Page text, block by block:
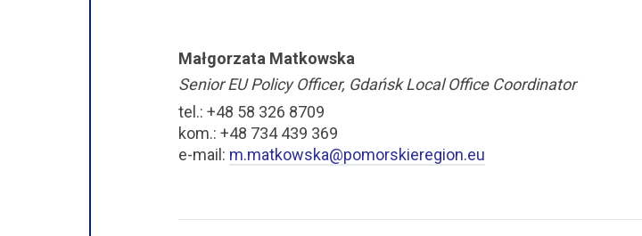
Małgorzata Matkowska
Senior EU Policy Officer, Gdańsk Local Office Coordinator
tel.: +48 58 326 8709
kom.: +48 734 439 369
e-mail: m.matkowska@pomorskieregion.eu